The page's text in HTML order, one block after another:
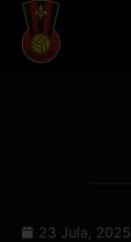
23 Jula, 2025